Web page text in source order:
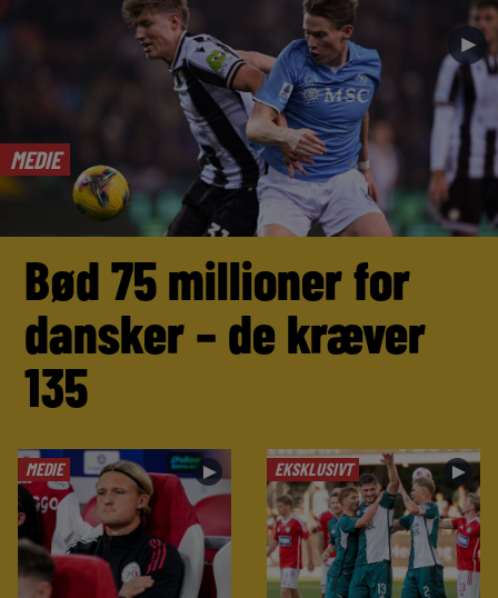
MEDIE
►
Bød 75 millioner for
dansker – de kræver
135
MEDIE ► EKSKLUSIVT ►